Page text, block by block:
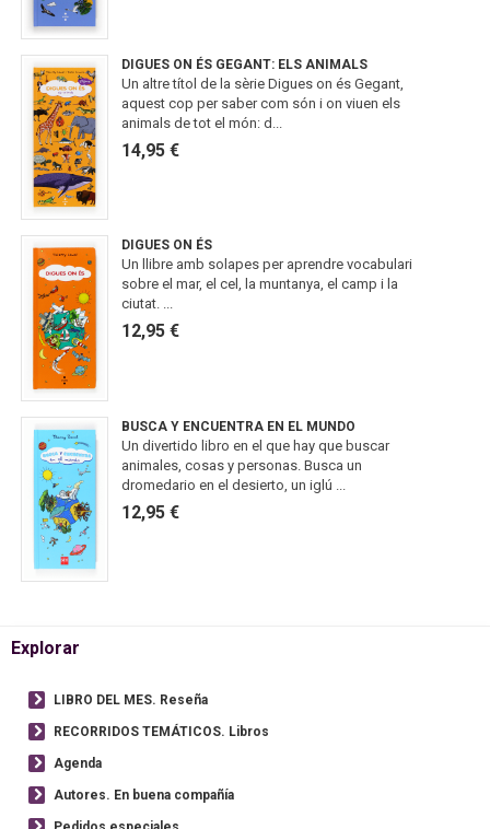
DIGUES ON ÉS GEGANT: ELS ANIMALS
Un altre títol de la sèrie Digues on és Gegant,
aquest cop per saber com són i on viuen els
animals de tot el món: d...
14,95 €
DIGUES ON ÉS
Un llibre amb solapes per aprendre vocabulari
sobre el mar, el cel, la muntanya, el camp i la
ciutat. ...
12,95 €
BUSCA Y ENCUENTRA EN EL MUNDO
Un divertido libro en el que hay que buscar
animales, cosas y personas. Busca un
dromedario en el desierto, un iglú ...
12,95 €
Explorar
LIBRO DEL MES. Reseña
RECORRIDOS TEMÁTICOS. Libros
Agenda
Autores. En buena compañía